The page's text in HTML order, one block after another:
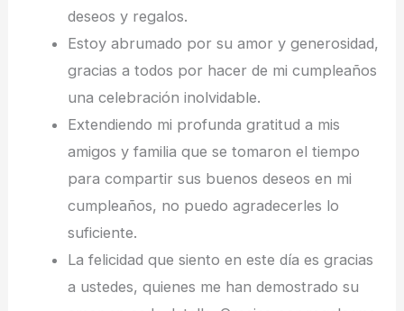
deseos y regalos.
Estoy abrumado por su amor y generosidad,
gracias a todos por hacer de mi cumpleaños
una celebración inolvidable.
Extendiendo mi profunda gratitud a mis
amigos y familia que se tomaron el tiempo
para compartir sus buenos deseos en mi
cumpleaños, no puedo agradecerles lo
suficiente.
La felicidad que siento en este día es gracias
a ustedes, quienes me han demostrado su